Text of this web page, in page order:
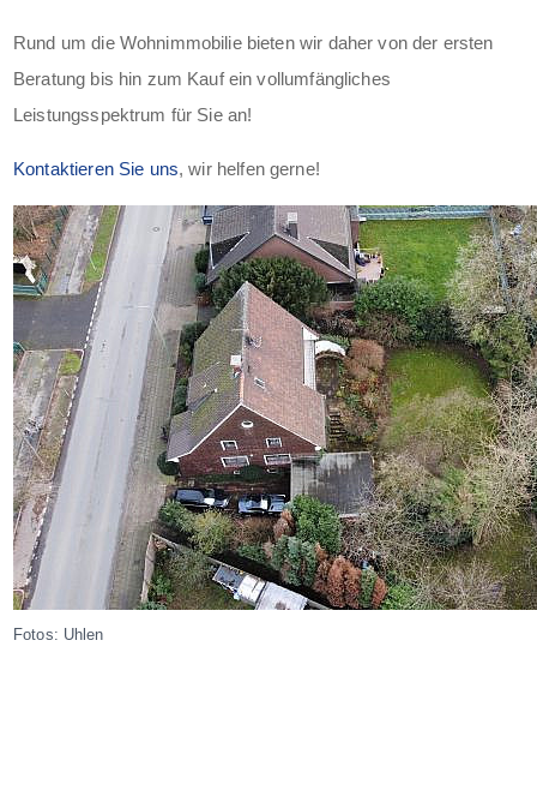
Rund um die Wohnimmobilie bieten wir daher von der ersten
Beratung bis hin zum Kauf ein vollumfängliches
Leistungsspektrum für Sie an!
Kontaktieren Sie uns, wir helfen gerne!
Fotos: Uhlen